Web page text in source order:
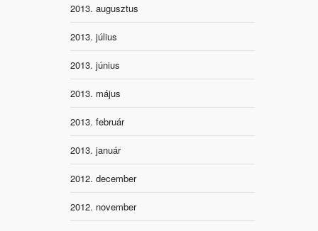
2013. augusztus
2013. július
2013. június
2013. május
2013. február
2013. január
2012. december
2012. november